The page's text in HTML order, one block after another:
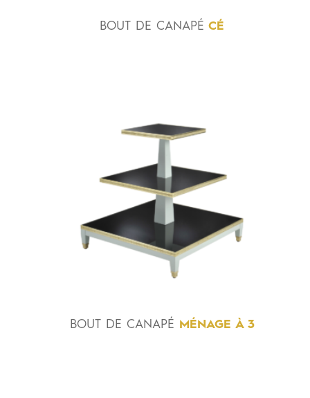
BOUT DE CANAPÉ CÉ
BOUT DE CANAPÉ MÉNAGE À 3